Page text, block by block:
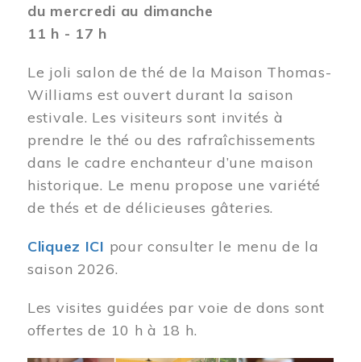
du mercredi au dimanche
11 h - 17 h
Le joli salon de thé de la Maison Thomas-
Williams est ouvert durant la saison
estivale. Les visiteurs sont invités à
prendre le thé ou des rafraîchissements
dans le cadre enchanteur d’une maison
historique. Le menu propose une variété
de thés et de délicieuses gâteries.
Cliquez ICI pour consulter le menu de la
saison 2026.
Les visites guidées par voie de dons sont
offertes de 10 h à 18 h.